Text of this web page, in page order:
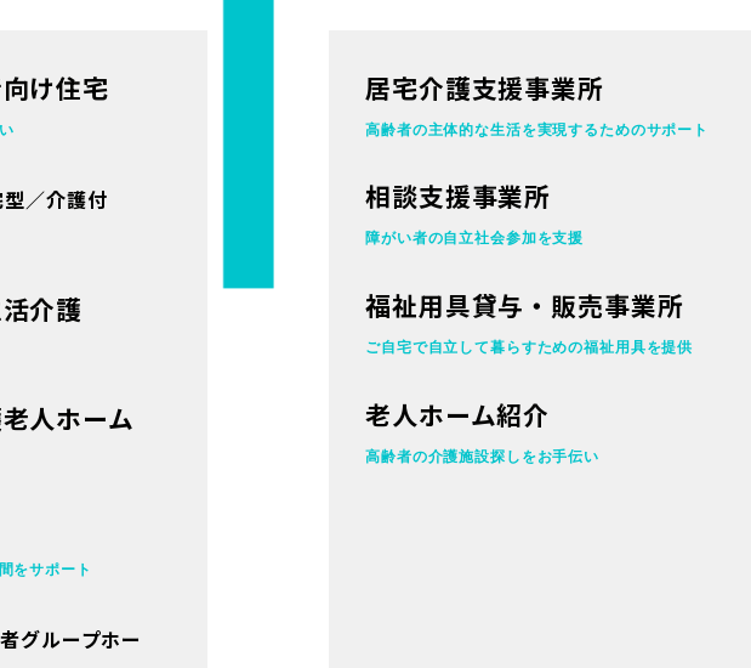
け住宅
／介護付
介護
人ホーム
をサポート
グループホー
居宅介護支援事業所
高齢者の主体的な生活を実現するためのサポート
相談支援事業所
障がい者の自立社会参加を支援
福祉用具貸与・販売事業所
ご自宅で自立して暮らすための福祉用具を提供
老人ホーム紹介
高齢者の介護施設探しをお手伝い